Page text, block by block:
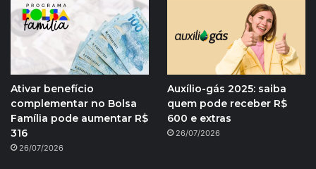
Ativar benefício
complementar no Bolsa
Família pode aumentar R$
316
26/07/2026
Auxílio-gás 2025: saiba
quem pode receber R$
600 e extras
26/07/2026